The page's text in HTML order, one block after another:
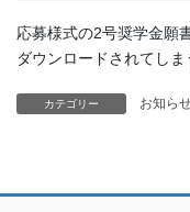
応募様式の2号奨学金願
ダウンロードされてしま
カテゴリー お知ら